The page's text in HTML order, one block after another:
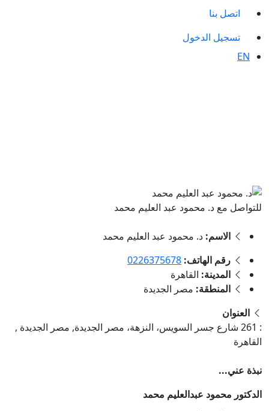
اتصل بنا
تسجيل الدخول
EN
للتواصل مع د. محمود عبد العليم محمد
الاسم: د. محمود عبد العليم محمد
رقم الهاتف: 0226375678
المدينة: القاهرة
المنطقة: مصر الجديدة
العنوان
: 261 شارع جسر السويس، النزهة، مصر الجديدة, مصر الجديدة ,
القاهرة
نبذة عني...
الدكتور محمود عبدالعليم محمد